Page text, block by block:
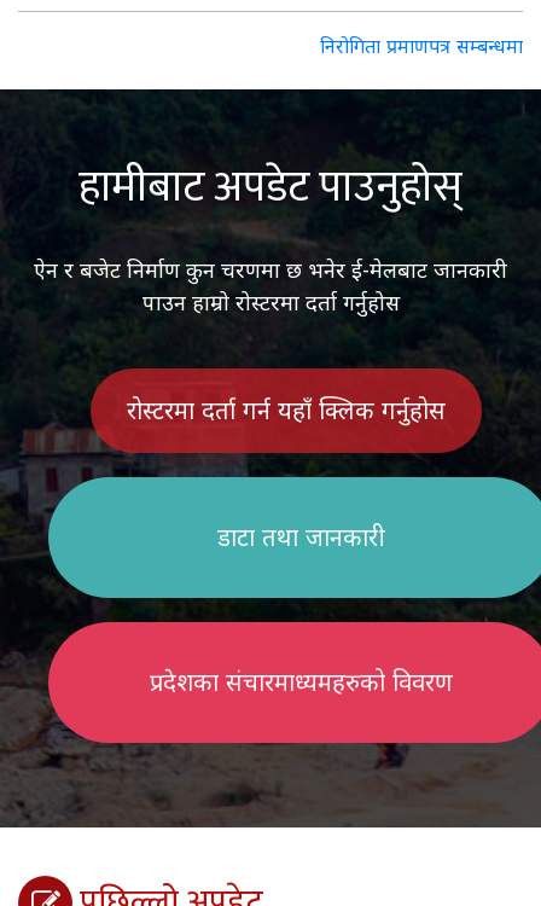
navigation
निरोगिता प्रमाणपत्र सम्बन्धमा
हामीबाट अपडेट पाउनुहोस्
ऐन र बजेट निर्माण कुन चरणमा छ भनेर ई-मेलबाट जानकारी
पाउन हाम्रो रोस्टरमा दर्ता गर्नुहोस
रोस्टरमा दर्ता गर्न यहाँ क्लिक गर्नुहोस
डाटा तथा जानकारी
प्रदेशका संचारमाध्यमहरुको विवरण